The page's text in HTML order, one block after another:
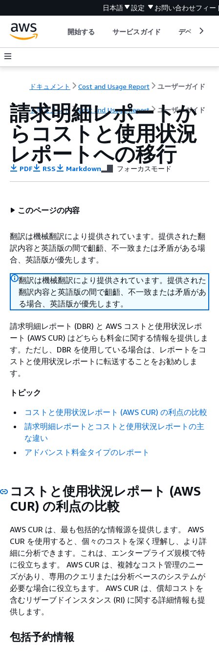
日本語 設定 お問い合わせフィー
開始する サービスガイド デベロッパ
ドキュメント Cost and Usage Report ユーザーガイド
ドキュメント Cost and Usage Report ユーザーガイド
請求明細レポートか
らコストと使用状況
レポートへの移行
PDF RSS Markdown フォーカスモード
このページの内容
翻訳は機械翻訳により提供されています。提供された翻
訳内容と英語版の間で齟齬、不一致または矛盾がある場
合、英語版が優先します。
翻訳は機械翻訳により提供されています。提供された
翻訳内容と英語版の間で齟齬、不一致または矛盾があ
る場合、英語版が優先します。
請求明細レポート (DBR) と AWS コストと使用状況レポ
ート (AWS CUR) はどちらも料金に関する情報を提供しま
す。ただし、DBR を使用している場合は、レポートをコ
ストと使用状況レポートに転送することをお勧めしま
す。
トピック
コストと使用状況レポート (AWS CUR) の利点の比較
請求明細レポートとコストと使用状況レポートの主
な違い
アドバンスト料金タイプのレポート
コストと使用状況レポート (AWS
CUR) の利点の比較
AWS CUR は、最も包括的な情報源を提供します。 AWS
CUR を使用すると、個々のコストを深く理解し、より詳
細に分析できます。これは、エンタープライズ規模で特
に役立ちます。 AWS CUR は、複雑なコスト管理のニー
ズがあり、専用のクエリまたは分析ベースのシステムが
必要な場合に役立ちます。 AWS CUR は、償却コストを
含むリザーブドインスタンス (RI) に関する詳細情報も提
供します。
包括予約情報